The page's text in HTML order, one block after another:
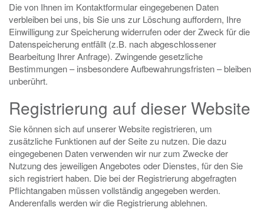
Die von Ihnen im Kontaktformular eingegebenen Daten
verbleiben bei uns, bis Sie uns zur Löschung auffordern, Ihre
Einwilligung zur Speicherung widerrufen oder der Zweck für die
Datenspeicherung entfällt (z.B. nach abgeschlossener
Bearbeitung Ihrer Anfrage). Zwingende gesetzliche
Bestimmungen – insbesondere Aufbewahrungsfristen – bleiben
unberührt.
Registrierung auf dieser Website
Sie können sich auf unserer Website registrieren, um
zusätzliche Funktionen auf der Seite zu nutzen. Die dazu
eingegebenen Daten verwenden wir nur zum Zwecke der
Nutzung des jeweiligen Angebotes oder Dienstes, für den Sie
sich registriert haben. Die bei der Registrierung abgefragten
Pflichtangaben müssen vollständig angegeben werden.
Anderenfalls werden wir die Registrierung ablehnen.